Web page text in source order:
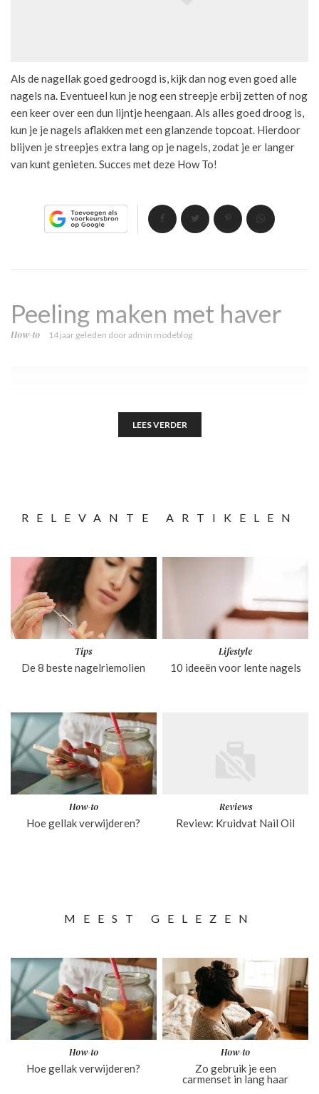
Als de nagellak goed gedroogd is, kijk dan nog even goed alle
nagels na. Eventueel kun je nog een streepje erbij zetten of nog
een keer over een dun lijntje heengaan. Als alles goed droog is,
kun je je nagels aflakken met een glanzende topcoat. Hierdoor
blijven je streepjes extra lang op je nagels, zodat je er langer
van kunt genieten. Succes met deze How To!
Peeling maken met haver
How-to 14 jaar geleden dooradmin modeblog
LEES VERDER
RELEVANTE ARTIKELEN
Tips
De 8 beste nagelriemolien
Lifestyle
10 ideeën voor lente nagels
How-to
Hoe gellak verwijderen?
Reviews
Review: Kruidvat Nail Oil
MEEST GELEZEN
How-to
Hoe gellak verwijderen?
How-to
Zo gebruik je een
carmenset in lang haar